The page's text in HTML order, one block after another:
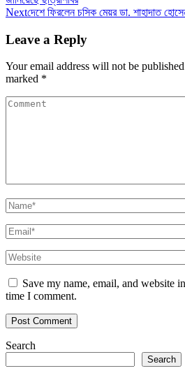
Nextদেশে ফিরলেন চসিক মেয়র ডা. শাহাদাত
Leave a Reply
Your email address will not be
marked *
Save my name, email, and website
time I comment.
Search
Search